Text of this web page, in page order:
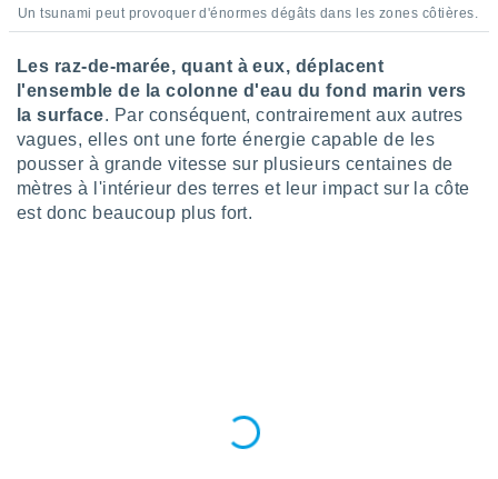
des
des
Un tsunami peut provoquer d'énormes dégâts dans les zones côtières.
Les raz-de-marée, quant à eux, déplacent
l'ensemble de la colonne d'eau du fond marin vers
la surface. Par conséquent, contrairement aux autres
vagues, elles ont une forte énergie capable de les
pousser à grande vitesse sur plusieurs centaines de
mètres à l'intérieur des terres et leur impact sur la côte
est donc beaucoup plus fort.